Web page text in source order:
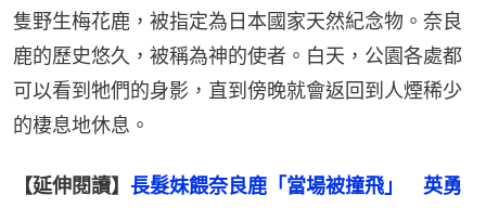
隻野生梅花鹿，被指定為日本國家天然紀念物。奈良
鹿的歷史悠久，被稱為神的使者。白天，公園各處都
可以看到牠們的身影，直到傍晚就會返回到人煙稀少
的棲息地休息。
【延伸閱讀】 長髮妹餵奈良鹿「當場被撞飛」　英勇